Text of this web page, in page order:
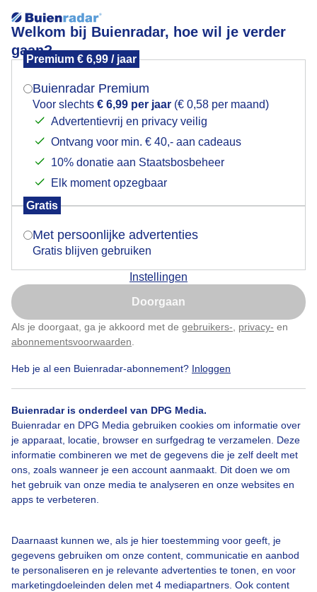
Welkom bij Buienradar, hoe wil je verder
gaan?
Premium € 6,99 / jaar
Buienradar Premium
Voor slechts € 6,99 per jaar (€ 0,58 per maand)
Advertentievrij en privacy veilig
Ontvang voor min. € 40,- aan cadeaus
10% donatie aan Staatsbosbeheer
Elk moment opzegbaar
Gratis
Met persoonlijke advertenties
Gratis blijven gebruiken
Instellingen
Doorgaan
Als je doorgaat, ga je akkoord met de gebruikers- privacy- en
abonnementsvoorwaarden
Heb je al een Buienradar-abonnement? Inloggen
Buienradar is onderdeel van DPG Media.
Buienradar en DPG Media gebruiken cookies om informatie over
je apparaat, locatie, browser en surfgedrag te verzamelen. Deze
informatie combineren we met de gegevens die je zelf deelt met
ons, zoals wanneer je een account aanmaakt. Dit doen we om
het gebruik van onze media te analyseren en onze websites en
apps te verbeteren.
Daarnaast kunnen we, als je hier toestemming voor geeft, je
gegevens gebruiken om onze content, communicatie en aanbod
te personaliseren en je relevante advertenties te tonen, en voor
marketingdoeleinden delen met 4 mediapartners. Ook content
Dauwdruppels vanmorgen
Door: Francien Tax Gemaakt: 15-08-2025, 54x bekeken
Dauwdruppels Zomer Zon
Bekijk slideshow
Mogen we je locatie gebruiken voor het
Indien je hier nog geen akkoord op hebt gegeven,
verschijnt er zo een pop-up uit je browser waarin
Is goed, toon de popup
Nu niet, misschien later
Klik hierom dit aan te passen